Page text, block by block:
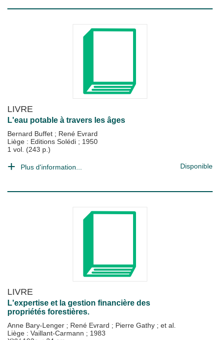
LIVRE
L'eau potable à travers les âges
Bernard Buffet ; René Evrard
Liège : Editions Solédi ; 1950
1 vol. (243 p.)
Plus d'information... Disponible
LIVRE
L'expertise et la gestion financière des
propriétés forestières.
Anne Bary-Lenger ; René Evrard ; Pierre Gathy ; et al.
Liège : Vaillant-Carmann ; 1983